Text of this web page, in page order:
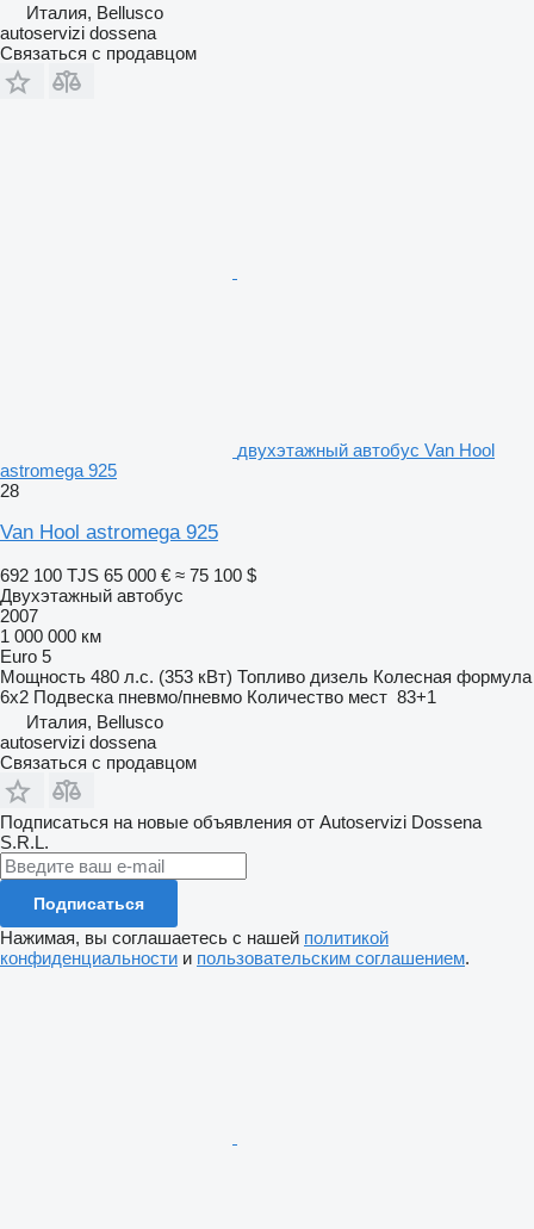
Италия, Bellusco
autoservizi dossena
Связаться с продавцом
двухэтажный автобус Van Hool
astromega 925
28
Van Hool astromega 925
692 100 TJS 65 000 € ≈ 75 100 $
Двухэтажный автобус
2007
1 000 000 км
Euro 5
Мощность 480 л.с. (353 кВт) Топливо дизель Колесная формула
6x2 Подвеска пневмо/пневмо Количество мест 83+1
Италия, Bellusco
autoservizi dossena
Связаться с продавцом
Подписаться на новые объявления от Autoservizi Dossena
S.R.L.
Подписаться
Нажимая, вы соглашаетесь с нашей политикой
конфиденциальности и пользовательским соглашением.